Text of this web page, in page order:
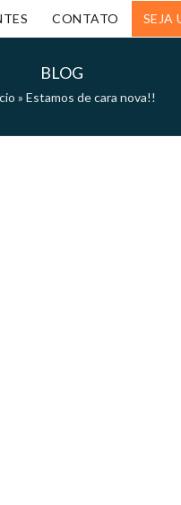
CONTATO SEJA
BLOG
» Estamos de cara nova!!